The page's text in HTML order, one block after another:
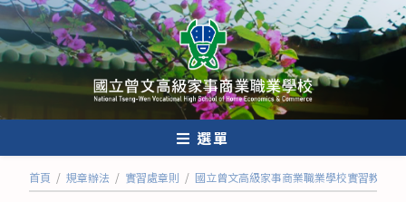
跳
轉
至
內
選單
首頁 / 規章辦法 / 實習處章則 / 國立曾文高級家事商業職業學校實習教室